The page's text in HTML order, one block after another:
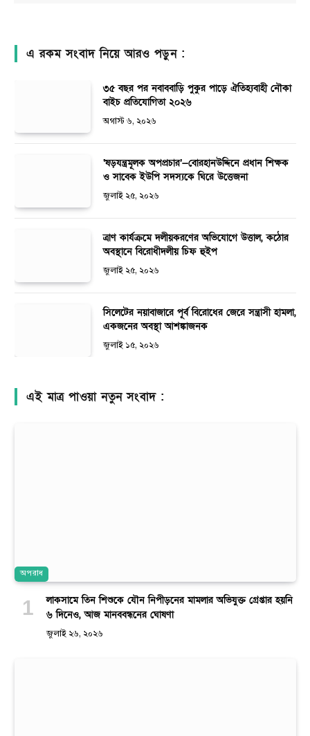
এ রকম সংবাদ নিয়ে আরও পড়ুন :
৩৫ বছর পর নবাববাড়ি পুকুর পাড়ে ঐতিহ্যবাহী নৌকা
বাইচ প্রতিযোগিতা ২০২৬
অগাস্ট ৬, ২০২৬
‘ষড়যন্ত্রমূলক অপপ্রচার’—বোরহানউদ্দিনে প্রধান শিক্ষক
ও সাবেক ইউপি সদস্যকে ঘিরে উত্তেজনা
জুলাই ২৫, ২০২৬
ত্রাণ কার্যক্রমে দলীয়করণের অভিযোগে উত্তাল, কঠোর
অবস্থানে বিরোধীদলীয় চিফ হুইপ
জুলাই ২৫, ২০২৬
সিলেটের নয়াবাজারে পূর্ব বিরোধের জেরে সন্ত্রাসী হামলা,
একজনের অবস্থা আশঙ্কাজনক
জুলাই ১৫, ২০২৬
এই মাত্র পাওয়া নতুন সংবাদ :
অপরাধ
লাকসামে তিন শিশুকে যৌন নিপীড়নের মামলার অভিযুক্ত গ্রেপ্তার হয়নি
৬ দিনেও, আজ মানববন্ধনের ঘোষণা
জুলাই ২৬, ২০২৬